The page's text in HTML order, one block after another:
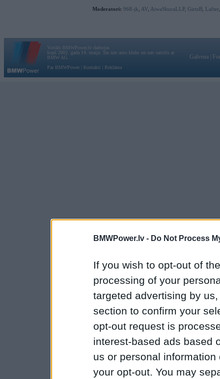
BMWPower.lv - Do Not Process
If you wish to opt-out of
processing of your
targeted advertising by
section to confirm your
opt-out request is
interest-based ads based
us or personal
your opt-out. You may
Moderatori: 968-jk AV AiwaShuraLLP, GirtzB Lafter
Vortāls BMWPower.lv darbojas
kopš 2002. gada 14. maija. Tas nav auto klubs un nav saistīts ar
BMW AG.
Par BMWPower
Kontakti Reklāma
Galvena